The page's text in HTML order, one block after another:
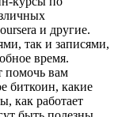
и другие.
так и записями,
время.
помочь вам
биткоин, какие
как работает